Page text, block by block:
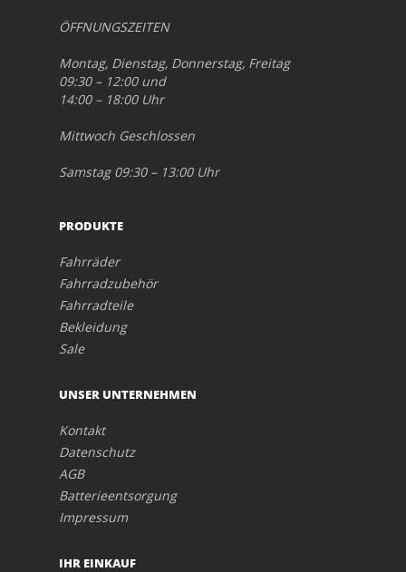
ÖFFNUNGSZEITEN
Montag, Dienstag, Donnerstag, Freitag
09:30 – 12:00 und
14:00 – 18:00 Uhr
Mittwoch Geschlossen
Samstag 09:30 – 13:00 Uhr
PRODUKTE
Fahrräder
Fahrradzubehör
Fahrradteile
Bekleidung
Sale
UNSER UNTERNEHMEN
Kontakt
Datenschutz
AGB
Batterieentsorgung
Impressum
IHR EINKAUF